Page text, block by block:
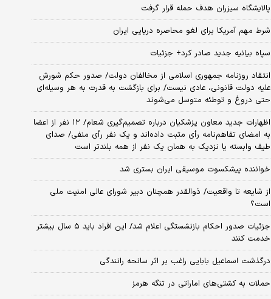
پالایشگاه سیزران هدف حمله قرار گرفت
شرط مهم آمریکا برای لغو محاصره دریایی ایران
سپاه بیانیه جدید صادر کرد+ جزئیات
انتقاد روزنامه جمهوری اسلامی از مخالفان دولت/ صدور حکم شورش
علیه دولت قانونی، عادی نیست/ برای بازگشت به قدرت به هر وسیله‌ای
حتی دروغ و توطئه متوسل می‌شوند
اظهارات جدید معاون پزشکیان درباره تصمیم‌گیری شعام/ ۱۲ نفر از اعضا
به امضای تفاهم‌نامه رأی مثبت داده‌اند و یک نفر رأی منفی/ صدای
طیف وابسته یا نزدیک به همان یک نفر از همه بلندتر است
خواننده پیشکسوت موسیقی ایران بستری شد
از شایعه تا واقعیت/ ذوالقدر همچنان دبیر شورای ‌عالی امنیت ملی
است؟
جزئیات صدور احکام بازنشستگی اعلام شد/ این افراد باید ۵ سال بیشتر
خدمت کنند
درگذشت اسماعیل بابایی راغب بر اثر سانحه رانندگی
حملات به کشتی‌های اماراتی در تنگه هرمز